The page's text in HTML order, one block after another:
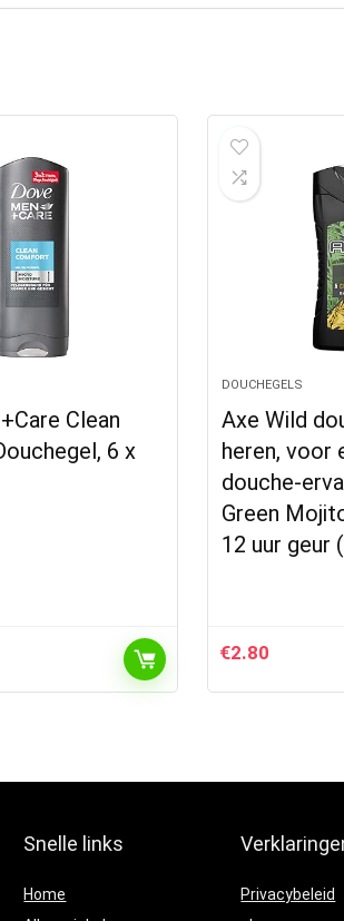
Clean
6 x
DOUCHEGELS
Axe Wild
heren, voor
douche-
Green
12 uur geur
€2.80
Snelle links
Home
Privacybeleid